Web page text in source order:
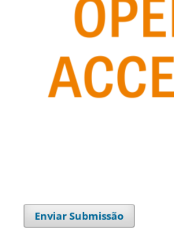
Enviar Submissão